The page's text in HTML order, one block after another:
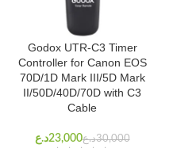
Godox UTR-C3 Timer
Controller for Canon EOS
70D/1D Mark III/5D Mark
II/50D/40D/70D with C3
Cable
د.ع د.ع